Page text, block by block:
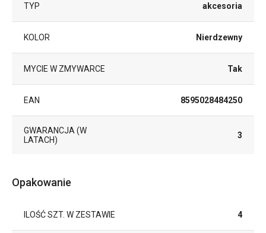
TYP akcesoria
KOLOR Nierdzewny
MYCIE W ZMYWARCE Tak
EAN 8595028484250
GWARANCJA (W
LATACH)
3
Opakowanie
ILOŚĆ SZT. W ZESTAWIE 4